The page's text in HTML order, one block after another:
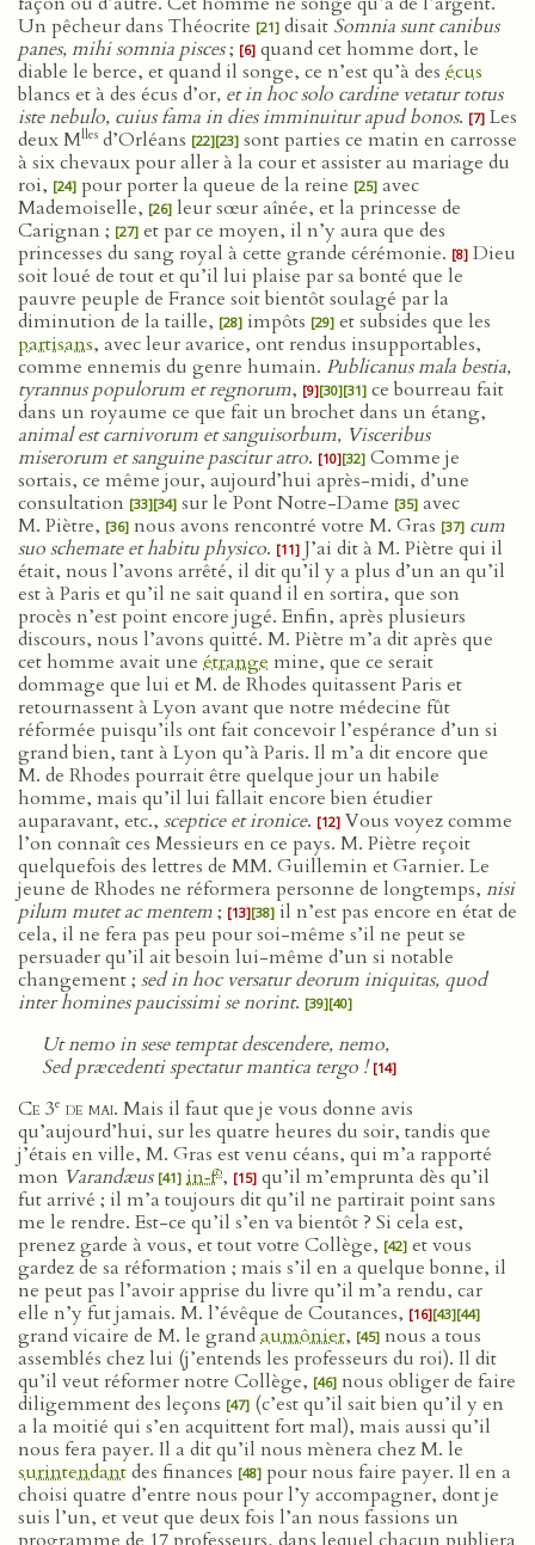
Un pêcheur dans Théocrite [21] disait Somnia sunt canibus
panes, mihi somnia pisces; [6] quand cet homme dort, le
diable le berce, et quand il songe, ce n’est qu’à des écus
blancs et à des écus d’or, et in hoc solo cardine vetatur totus
iste nebulo, cuius fama in dies imminuitur apud bonos. [7] Les
deux Mlles d’Orléans [22][23] sont parties ce matin en carrosse
à six chevaux pour aller à la cour et assister au mariage du
roi, [24] pour porter la queue de la reine [25] avec
Mademoiselle, [26] leur sœur aînée, et la princesse de
Carignan ; [27] et par ce moyen, il n’y aura que des
princesses du sang royal à cette grande cérémonie. [8] Dieu
soit loué de tout et qu’il lui plaise par sa bonté que le
pauvre peuple de France soit bientôt soulagé par la
diminution de la taille, [28] impôts [29] et subsides que les
partisans, avec leur avarice, ont rendus insupportables,
comme ennemis du genre humain. Publicanus mala bestia,
tyrannus populorum et regnorum, [9][30][31] ce bourreau fait
dans un royaume ce que fait un brochet dans un étang,
animal est carnivorum et sanguisorbum, Visceribus
miserorum et sanguine pascitur atro. [10][32] Comme je
sortais, ce même jour, aujourd’hui après-midi, d’une
consultation [33][34] sur le Pont Notre-Dame [35] avec
M. Piètre, [36] nous avons rencontré votre M. Gras [37] cum
suo schemate et habitu physico. [11] J’ai dit à M. Piètre qui il
était, nous l’avons arrêté, il dit qu’il y a plus d’un an qu’il
est à Paris et qu’il ne sait quand il en sortira, que son
procès n’est point encore jugé. Enfin, après plusieurs
discours, nous l’avons quitté. M. Piètre m’a dit après que
cet homme avait une étrange mine, que ce serait
dommage que lui et M. de Rhodes quitassent Paris et
retournassent à Lyon avant que notre médecine fût
réformée puisqu’ils ont fait concevoir l’espérance d’un si
grand bien, tant à Lyon qu’à Paris. Il m’a dit encore que
M. de Rhodes pourrait être quelque jour un habile
homme, mais qu’il lui fallait encore bien étudier
auparavant, etc., sceptice et ironice. [12] Vous voyez comme
l’on connaît ces Messieurs en ce pays. M. Piètre reçoit
quelquefois des lettres de MM. Guillemin et Garnier. Le
jeune de Rhodes ne réformera personne de longtemps, nisi
pilum mutet ac mentem; [13][38] il n’est pas encore en état de
cela, il ne fera pas peu pour soi-même s’il ne peut se
persuader qu’il ait besoin lui-même d’un si notable
changement ; sed in hoc versatur deorum iniquitas, quod
inter homines paucissimi se norint. [39][40]
Ut nemo in sese temptat descendere, nemo,
Sed præcedenti spectatur mantica tergo ! [14]
Ce 3e de mai. Mais il faut que je vous donne avis
qu’aujourd’hui, sur les quatre heures du soir, tandis que
j’étais en ville, M. Gras est venu céans, qui m’a rapporté
mon Varandæus [41] in‑fo, [15] qu’il m’emprunta dès qu’il
fut arrivé ; il m’a toujours dit qu’il ne partirait point sans
me le rendre. Est-ce qu’il s’en va bientôt ? Si cela est,
prenez garde à vous, et tout votre Collège, [42] et vous
gardez de sa réformation ; mais s’il en a quelque bonne, il
ne peut pas l’avoir apprise du livre qu’il m’a rendu, car
elle n’y fut jamais. M. l’évêque de Coutances, [16][43][44]
grand vicaire de M. le grandaumônier, [45] nous a tous
assemblés chez lui (j’entends les professeurs du roi). Il dit
qu’il veut réformer notre Collège, [46] nous obliger de faire
diligemment des leçons [47] (c’est qu’il sait bien qu’il y en
a la moitié qui s’en acquittent fort mal), mais aussi qu’il
nous fera payer. Il a dit qu’il nous mènera chez M. le
surintendantdes finances [48] pour nous faire payer. Il en a
choisi quatre d’entre nous pour l’y accompagner, dont je
suis l’un, et veut que deux fois l’an nous fassions un